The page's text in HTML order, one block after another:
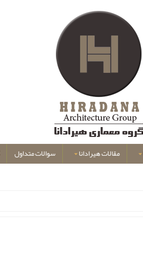
مقالات هیرادانا سوالات متداول